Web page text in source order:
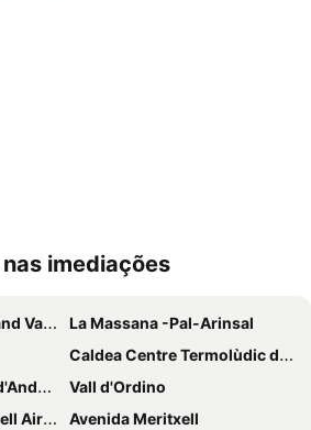
imediações
Valira
La Massana -Pal-Arinsal
Caldea Centre Termolùdic d' Andorra
Vall d'Ordino
Avenida Meritxell